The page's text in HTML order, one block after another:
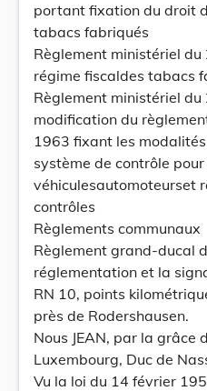
portant fixation du droit
tabacs fabriqués
Règlement ministériel
régime fiscaldes tabacs
Règlement ministériel
modification du
1963 fixant les
système de contrôle pour
véhiculesautomoteurset
contrôles
Règlements communaux
Règlement grand-ducal
réglementation et la
RN 10, points
près de Rodershausen.
Nous JEAN, par la grâce
Luxembourg, Duc de
Vu la loi du 14 février